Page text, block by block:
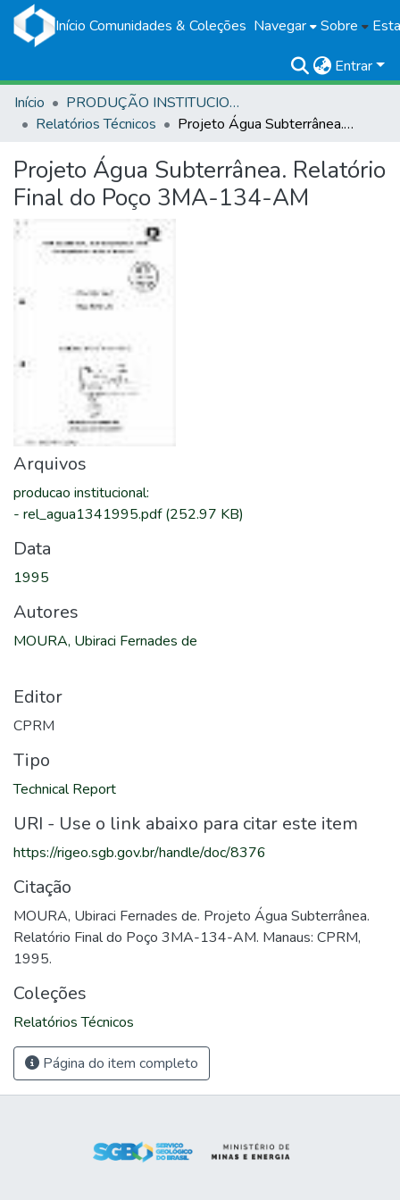
Início Comunidades & Coleções Navegar Sobre
Entrar
Início
PRODUÇÃO INSTITUCIONAL
Relatórios Técnicos
Projeto Água Subterrânea. Relatório Final do Poço 3MA-134-AM
Projeto Água Subterrânea. Relatório
Final do Poço 3MA-134-AM
Arquivos
producao institucional:
- rel_agua1341995.pdf(252.97 KB)
Data
1995
Autores
MOURA, Ubiraci Fernades de
Editor
CPRM
Tipo
Technical Report
URI - Use o link abaixo para citar este item
https://rigeo.sgb.gov.br/handle/doc/8376
Citação
MOURA, Ubiraci Fernades de. Projeto Água Subterrânea.
Relatório Final do Poço 3MA-134-AM. Manaus: CPRM,
1995.
Coleções
Relatórios Técnicos
Página do item completo